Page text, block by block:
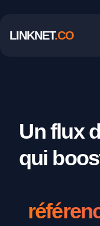
LINKNET.CO
Un flux
qui